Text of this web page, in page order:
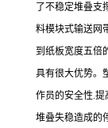
了不稳定堆叠
料模块式输送网
到纸板宽度五倍
具有很大优势。
作员的安全性.
堆叠失稳造成的